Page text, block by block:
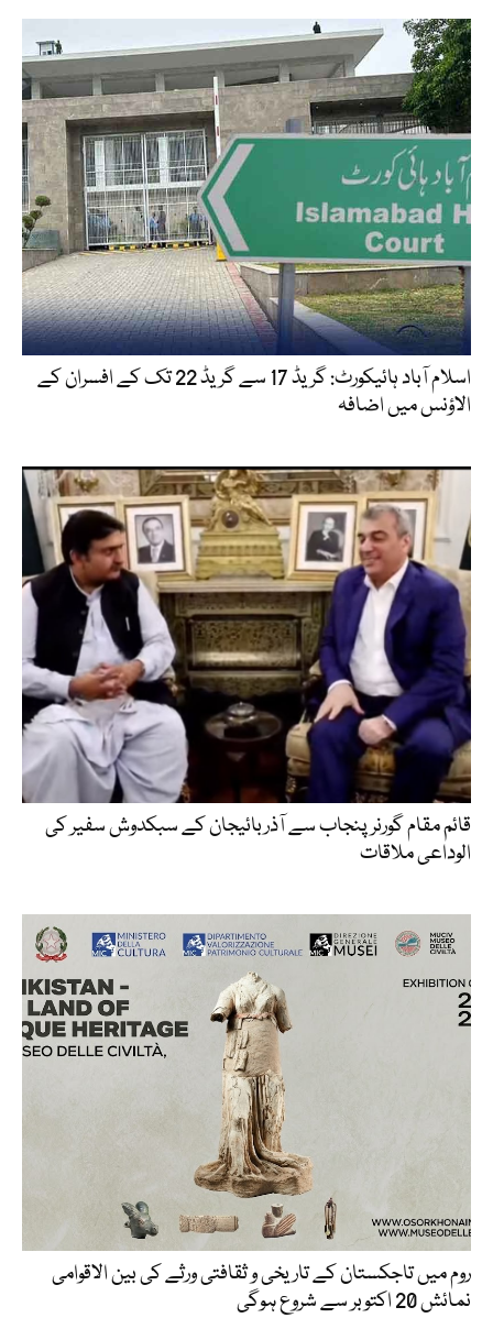
اسلام آباد ہائیکورٹ: گریڈ 17 سے گریڈ 22 تک کے افسران کے
الاؤنس میں اضافہ
قائم مقام گورنر پنجاب سے آذربائیجان کے سبکدوش سفیر کی
الوداعی ملاقات
روم میں تاجکستان کے تاریخی و ثقافتی ورثے کی بین الاقوامی
نمائش 20 اکتوبر سے شروع ہوگی